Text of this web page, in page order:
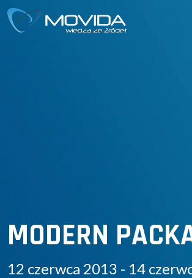
MODERN
12 czerwca 2013 - 14